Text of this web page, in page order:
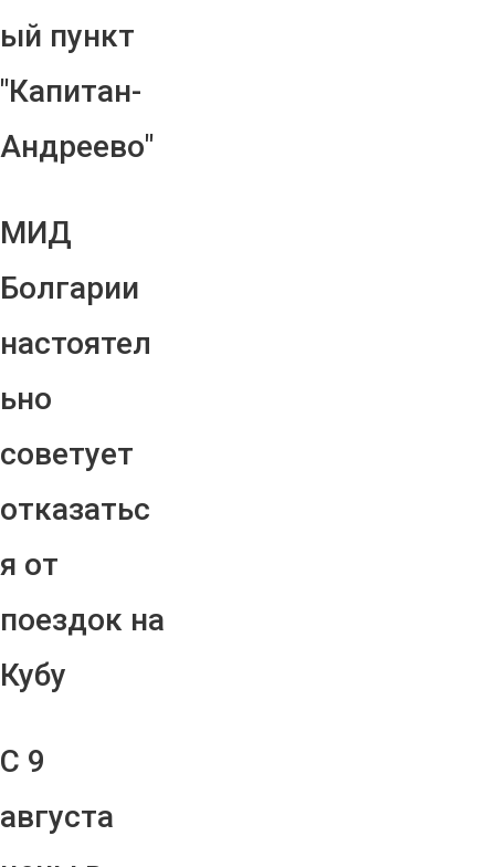
ый пункт
"Капитан-
Андреево"
МИД
Болгарии
настоятел
ьно
советует
отказатьс
я от
поездок на
Кубу
С 9
августа